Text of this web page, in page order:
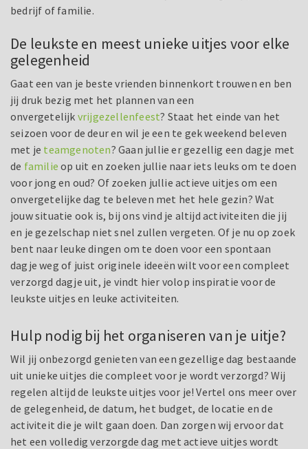
bedrijf of familie.
De leukste en meest unieke uitjes voor elke
gelegenheid
Gaat een van je beste vrienden binnenkort trouwen en ben
jij druk bezig met het plannen van een
onvergetelijk vrijgezellenfeest? Staat het einde van het
seizoen voor de deur en wil je een te gek weekend beleven
met je teamgenoten? Gaan jullie er gezellig een dagje met
de familie op uit en zoeken jullie naar iets leuks om te doen
voor jong en oud? Of zoeken jullie actieve uitjes om een
onvergetelijke dag te beleven met het hele gezin? Wat
jouw situatie ook is, bij ons vind je altijd activiteiten die jij
en je gezelschap niet snel zullen vergeten. Of je nu op zoek
bent naar leuke dingen om te doen voor een spontaan
dagje weg of juist originele ideeën wilt voor een compleet
verzorgd dagje uit, je vindt hier volop inspiratie voor de
leukste uitjes en leuke activiteiten.
Hulp nodig bij het organiseren van je uitje?
Wil jij onbezorgd genieten van een gezellige dag bestaande
uit unieke uitjes die compleet voor je wordt verzorgd? Wij
regelen altijd de leukste uitjes voor je! Vertel ons meer over
de gelegenheid, de datum, het budget, de locatie en de
activiteit die je wilt gaan doen. Dan zorgen wij ervoor dat
het een volledig verzorgde dag met actieve uitjes wordt